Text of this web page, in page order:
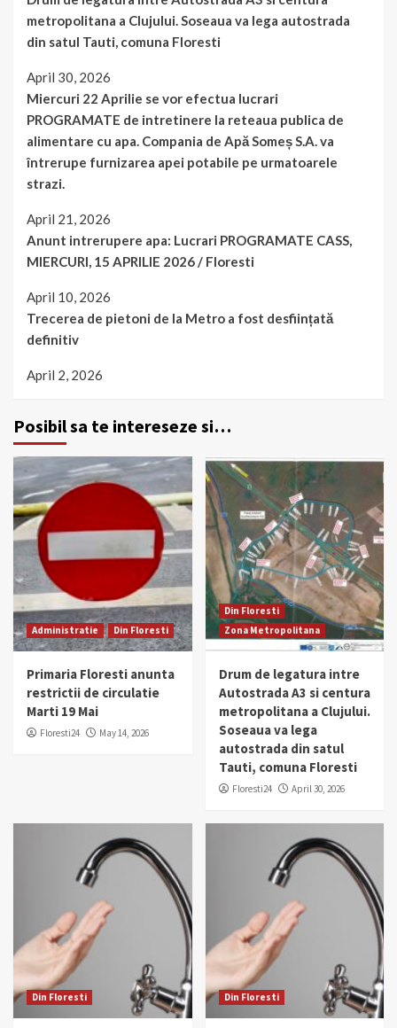
metropolitana a Clujului. Soseaua va lega autostrada
din satul Tauti, comuna Floresti
April 30, 2026
Miercuri 22 Aprilie se vor efectua lucrari
PROGRAMATE de intretinere la reteaua publica de
alimentare cu apa. Compania de Apă Someș S.A. va
întrerupe furnizarea apei potabile pe urmatoarele
strazi.
April 21, 2026
Anunt intrerupere apa: Lucrari PROGRAMATE CASS,
MIERCURI, 15 APRILIE 2026 / Floresti
April 10, 2026
Trecerea de pietoni de la Metro a fost desființată
definitiv
April 2, 2026
Posibil sa te intereseze si…
Administratie Din Floresti
Primaria Floresti anunta
restrictii de circulatie
Marti 19 Mai
Floresti24 May 14, 2026
Din Floresti
Zona Metropolitana
Drum de legatura intre
Autostrada A3 si centura
metropolitana a Clujului.
Soseaua va lega
autostrada din satul
Tauti, comuna Floresti
Floresti24 April 30, 2026
Din Floresti Din Floresti